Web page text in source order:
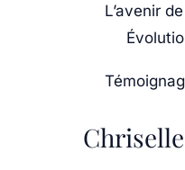
L’avenir